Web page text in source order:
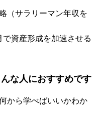
（サラリーマン年収を
資産形成を加速させる
な人におすすめです
から学べばいいかわか